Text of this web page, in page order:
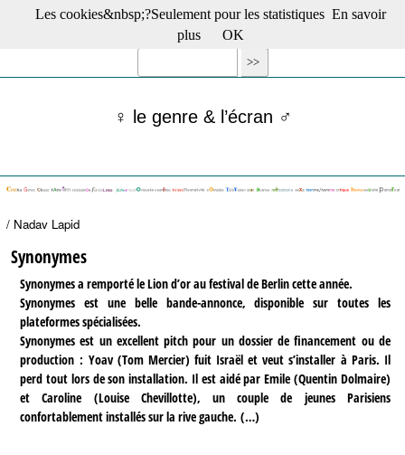
☰ Menu
Films récents
Films -TV/plates-formes
Archives
S’abonner à la Lettre !
♀ le genre & l’écran ♂
/ Nadav Lapid
Synonymes
Synonymes a remporté le Lion d’or au festival de Berlin cette année.
Synonymes est une belle bande-annonce, disponible sur toutes les
plateformes spécialisées.
Synonymes est un excellent pitch pour un dossier de financement ou de
production : Yoav (Tom Mercier) fuit Israël et veut s’installer à Paris. Il
perd tout lors de son installation. Il est aidé par Emile (Quentin Dolmaire)
et Caroline (Louise Chevillotte), un couple de jeunes Parisiens
confortablement installés sur la rive gauche. (…)
Les cookies&nbsp;?Seulement pour les statistiques En savoir
plus
OK